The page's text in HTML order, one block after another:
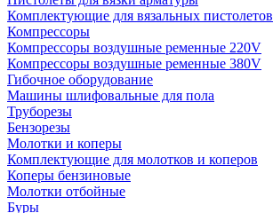
Комплектующие для вязальных пистолетов
Компрессоры
Компрессоры воздушные ременные 220V
Компрессоры воздушные ременные 380V
Гибочное оборудование
Машины шлифовальные для пола
Труборезы
Бензорезы
Молотки и коперы
Комплектующие для молотков и коперов
Коперы бензиновые
Молотки отбойные
Буры